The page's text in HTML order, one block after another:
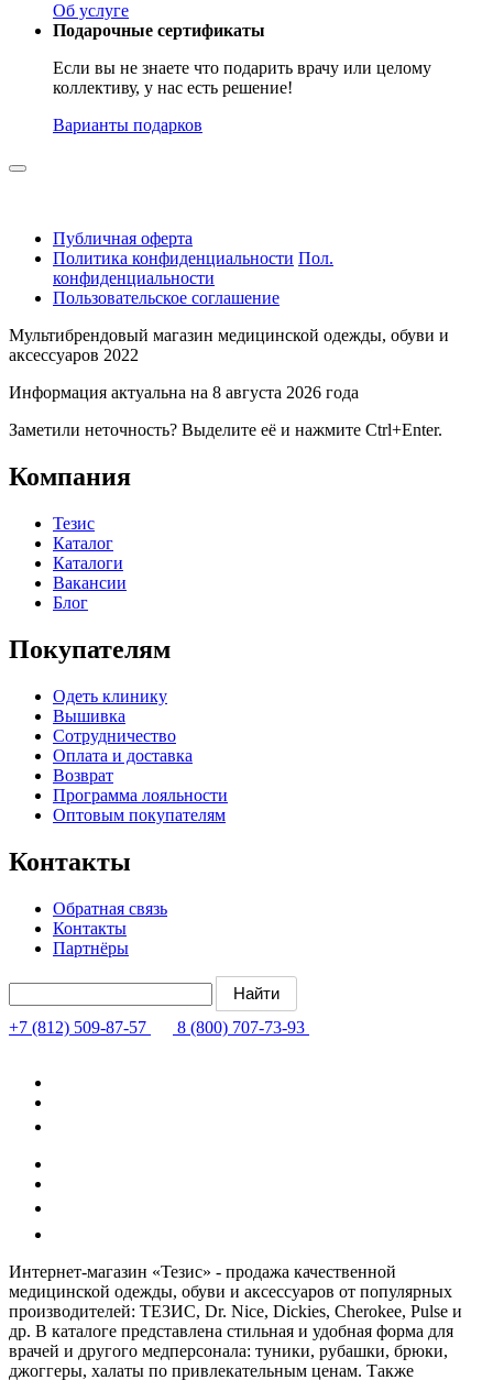
Об услуге
Подарочные сертификаты
Если вы не знаете что подарить врачу или целому
коллективу, у нас есть решение!
Варианты подарков
Публичная оферта
Политика конфиденциальности Пол.
конфиденциальности
Пользовательское соглашение
Мультибрендовый магазин медицинской одежды, обуви и
аксессуаров 2022
Информация актуальна на 8 августа 2026 года
Заметили неточность? Выделите её и нажмите Ctrl+Enter.
Компания
Тезис
Каталог
Каталоги
Вакансии
Блог
Покупателям
Одеть клинику
Вышивка
Сотрудничество
Оплата и доставка
Возврат
Программа лояльности
Оптовым покупателям
Контакты
Обратная связь
Контакты
Партнёры
+7 (812) 509-87-57 8 (800) 707-73-93
Интернет-магазин «Тезис» - продажа качественной
медицинской одежды, обуви и аксессуаров от популярных
производителей: ТЕЗИС, Dr. Nice, Dickies, Cherokee, Pulse и
др. В каталоге представлена стильная и удобная форма для
врачей и другого медперсонала: туники, рубашки, брюки,
джоггеры, халаты по привлекательным ценам. Также